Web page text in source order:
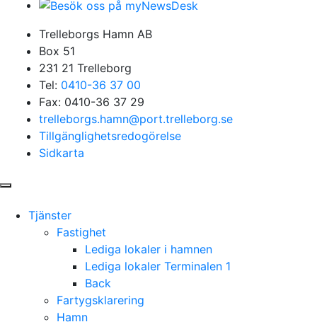
Trelleborgs Hamn AB
Box 51
231 21 Trelleborg
Tel: 0410-36 37 00
Fax: 0410-36 37 29
trelleborgs.hamn@port.trelleborg.se
Tillgänglighetsredogörelse
Sidkarta
Tjänster
Fastighet
Lediga lokaler i hamnen
Lediga lokaler Terminalen 1
Back
Fartygsklarering
Hamn